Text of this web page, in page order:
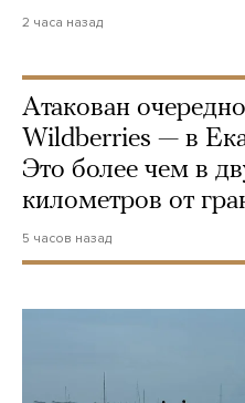
2 часа назад
Атакован
Wildberries — в
Это более чем в
километров от
5 часов назад